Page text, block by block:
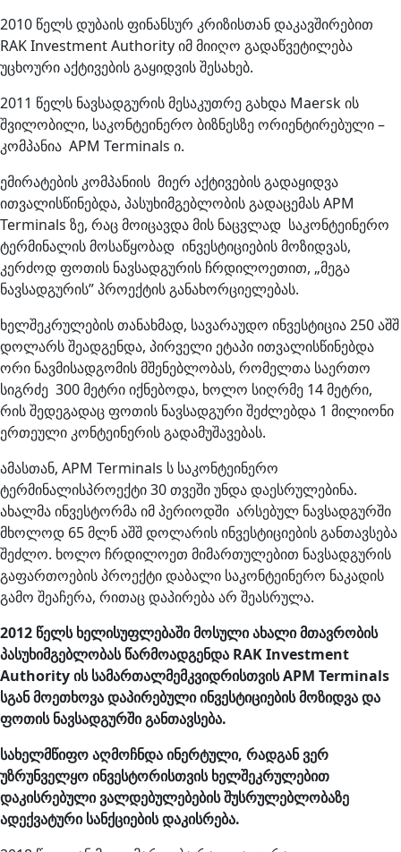
2010 წელს დუბაის ფინანსურ კრიზისთან დაკავშირებით
RAK Investment Authority იმ მიიღო გადაწვეტილება
უცხოური აქტივების გაყიდვის შესახებ.
2011 წელს ნავსადგურის მესაკუთრე გახდა Maersk ის
შვილობილი, საკონტეინერო ბიზნესზე ორიენტირებული –
კომპანია APM Terminals ი.
ემირატების კომპანიის მიერ აქტივების გადაყიდვა
ითვალისწინებდა, პასუხიმგებლობის გადაცემას APM
Terminals ზე, რაც მოიცავდა მის ნაცვლად საკონტეინერო
ტერმინალის მოსაწყობად ინვესტიციების მოზიდვას,
კერძოდ ფოთის ნავსადგურის ჩრდილოეთით, „მეგა
ნავსადგურის” პროექტის განახორციელებას.
ხელშეკრულების თანახმად, სავარაუდო ინვესტიცია 250 აშშ
დოლარს შეადგენდა, პირველი ეტაპი ითვალისწინებდა
ორი ნავმისადგომის მშენებლობას, რომელთა საერთო
სიგრძე 300 მეტრი იქნებოდა, ხოლო სიღრმე 14 მეტრი,
რის შედეგადაც ფოთის ნავსადგური შეძლებდა 1 მილიონი
ერთეული კონტეინერის გადამუშავებას.
ამასთან, APM Terminals ს საკონტეინერო
ტერმინალისპროექტი 30 თვეში უნდა დაესრულებინა.
ახალმა ინვესტორმა იმ პერიოდში არსებულ ნავსადგურში
მხოლოდ 65 მლნ აშშ დოლარის ინვესტიციების განთავსება
შეძლო. ხოლო ჩრდილოეთ მიმართულებით ნავსადგურის
გაფართოების პროექტი დაბალი საკონტეინერო ნაკადის
გამო შეაჩერა, რითაც დაპირება არ შეასრულა.
2012 წელს ხელისუფლებაში მოსული ახალი მთავრობის
პასუხიმგებლობას წარმოადგენდა RAK Investment
Authority ის სამართალმემკვიდრისთვის APM Terminals
სგან მოეთხოვა დაპირებული ინვესტიციების მოზიდვა და
ფოთის ნავსადგურში განთავსება.
სახელმწიფოაღმოჩნდა ინერტული, რადგან ვერ
უზრუნველყო ინვესტორისთვის ხელშეკრულებით
დაკისრებული ვალდებულებების შუსრულებლობაზე
ადექვატური სანქციების დაკისრება.